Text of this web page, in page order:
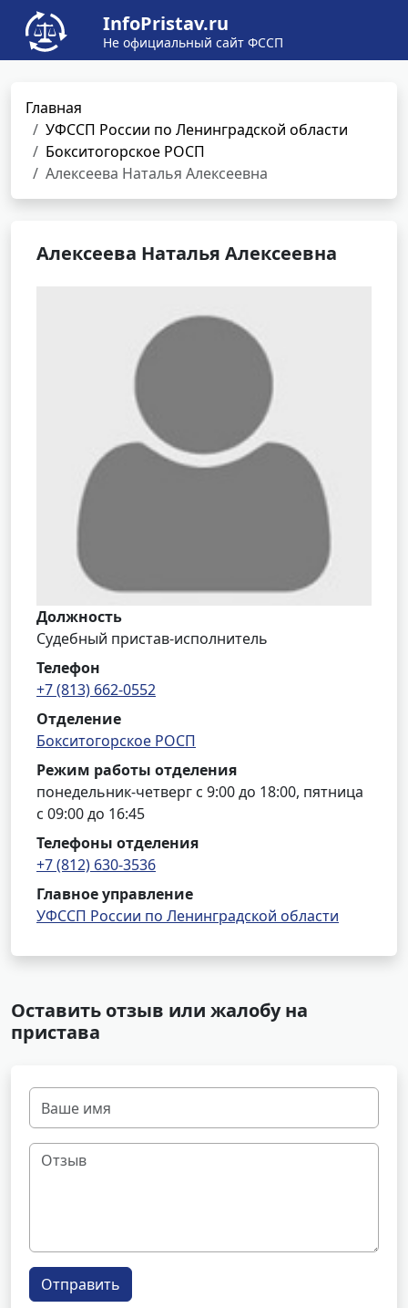
InfoPristav.ru
Не официальный сайт ФССП
Главная
УФССП России по Ленинградской области
Бокситогорское РОСП
Алексеева Наталья Алексеевна
Алексеева Наталья Алексеевна
Должность
Судебный пристав-исполнитель
Телефон
+7 (813) 662-0552
Отделение
Бокситогорское РОСП
Режим работы отделения
понедельник-четверг с 9:00 до 18:00, пятница
с 09:00 до 16:45
Телефоны отделения
+7 (812) 630-3536
Главное управление
УФССП России по Ленинградской области
Оставить отзыв или жалобу на
пристава
Отправить